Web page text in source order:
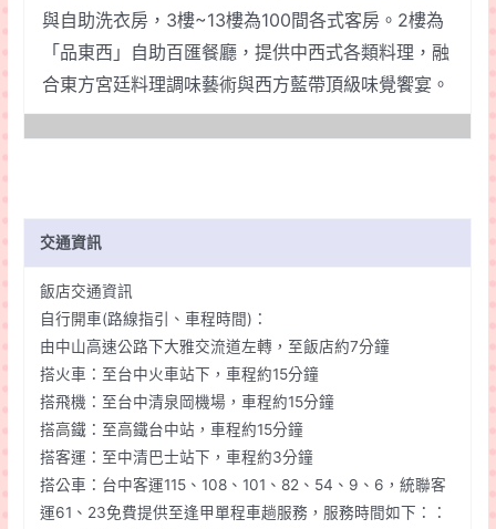
與自助洗衣房，3樓~13樓為100間各式客房。2樓為
「品東西」自助百匯餐廳，提供中西式各類料理，融
合東方宮廷料理調味藝術與西方藍帶頂級味覺饗宴。
交通資訊
飯店交通資訊
自行開車(路線指引、車程時間)：
由中山高速公路下大雅交流道左轉，至飯店約7分鐘
搭火車：至台中火車站下，車程約15分鐘
搭飛機：至台中清泉岡機場，車程約15分鐘
搭高鐵：至高鐵台中站，車程約15分鐘
搭客運：至中清巴士站下，車程約3分鐘
搭公車：台中客運115、108、101、82、54、9、6，統聯客
運61、23免費提供至逢甲單程車趟服務，服務時間如下：：